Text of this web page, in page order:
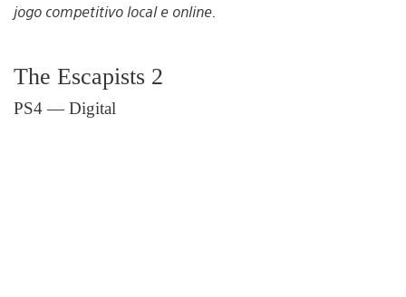
jogo competitivo local e online.
The Escapists 2
PS4 — Digital